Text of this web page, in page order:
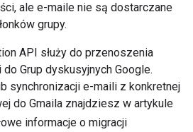
ale e-maile nie są dostarczane
grupy.
API służy do przenoszenia
Grup dyskusyjnych Google.
synchronizacji e-maili z konkretnej
do Gmaila znajdziesz w artykule
informacje o migracji